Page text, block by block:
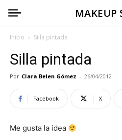
MAKEUP
Inicio Silla pintada
Silla pintada
Por Clara Belen Gómez - 26/04/2012
Facebook X
Me gusta la idea